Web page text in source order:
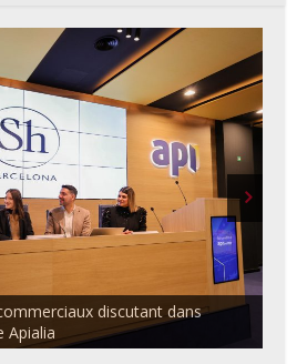
discutant dans
Apialia